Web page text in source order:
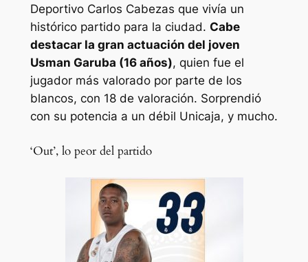
Deportivo Carlos Cabezas que vivía un
histórico partido para la ciudad. Cabe
destacar la gran actuación del joven
Usman Garuba (16 años), quien fue el
jugador más valorado por parte de los
blancos, con 18 de valoración. Sorprendió
con su potencia a un débil Unicaja, y mucho.
‘Out’, lo peor del partido